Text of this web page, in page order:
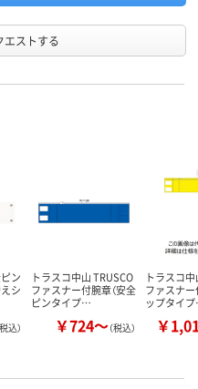
エストする
ン
シ
税込）
トラスコ中山 TRUSCO
ファスナー付腕章（安全
ピンタイプ…
￥724～（税込）
トラスコ
ファスナー
ップタイ
￥